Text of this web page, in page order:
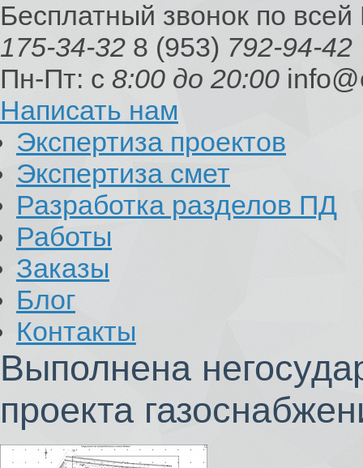
Бесплатный звонок по
175-34-32 8 (953) 792-94-42
Пн-Пт: с 8:00 до 20:00
Написать нам
Экспертиза проектов
Экспертиза смет
Разработка разделов ПД
Работы
Заказы
Блог
Контакты
Выполнена
проекта